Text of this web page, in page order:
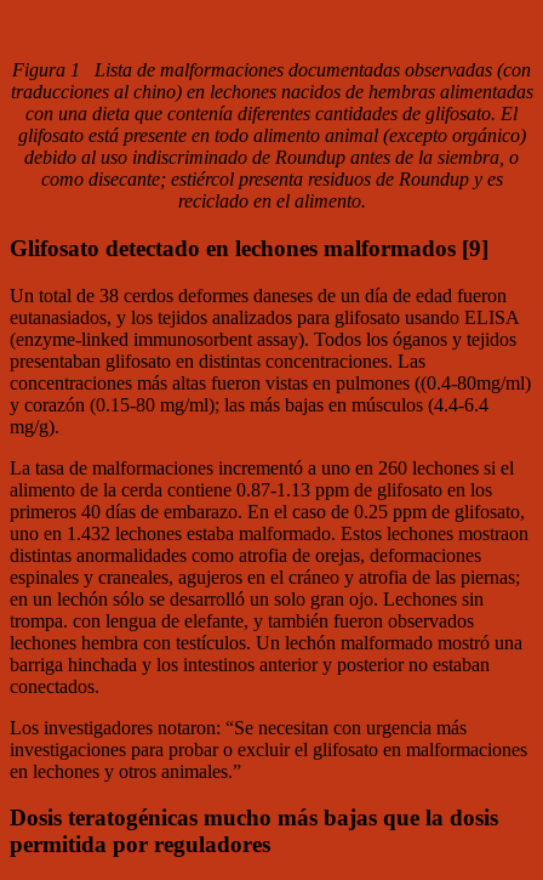
Figura 1 Lista de malformaciones documentadas observadas (con
traducciones al chino) en lechones nacidos de hembras alimentadas
con una dieta que contenía diferentes cantidades de glifosato. El
glifosato está presente en todo alimento animal (excepto orgánico)
debido al uso indiscriminado de Roundup antes de la siembra, o
como disecante; estiércol presenta residuos de Roundup y es
reciclado en el alimento.
Glifosato detectado en lechones malformados [9]
Un total de 38 cerdos deformes daneses de un día de edad fueron
eutanasiados, y los tejidos analizados para glifosato usando ELISA
(enzyme-linked immunosorbent assay). Todos los óganos y tejidos
presentaban glifosato en distintas concentraciones. Las
concentraciones más altas fueron vistas en pulmones ((0.4-80mg/ml)
y corazón (0.15-80 mg/ml); las más bajas en músculos (4.4-6.4
mg/g).
La tasa de malformaciones incrementó a uno en 260 lechones si el
alimento de la cerda contiene 0.87-1.13 ppm de glifosato en los
primeros 40 días de embarazo. En el caso de 0.25 ppm de glifosato,
uno en 1.432 lechones estaba malformado. Estos lechones mostraon
distintas anormalidades como atrofia de orejas, deformaciones
espinales y craneales, agujeros en el cráneo y atrofia de las piernas;
en un lechón sólo se desarrolló un solo gran ojo. Lechones sin
trompa. con lengua de elefante, y también fueron observados
lechones hembra con testículos. Un lechón malformado mostró una
barriga hinchada y los intestinos anterior y posterior no estaban
conectados.
Los investigadores notaron: “Se necesitan con urgencia más
investigaciones para probar o excluir el glifosato en malformaciones
en lechones y otros animales.”
Dosis teratogénicas mucho más bajas que la dosis
permitida por reguladores